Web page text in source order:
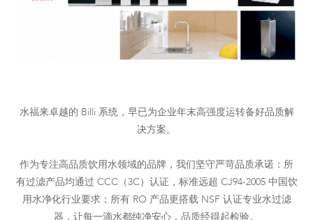
水福来卓越的 Billi 系统，早已为企业年末高强度运转备好品质解
决方案。
作为专注高品质饮用水领域的品牌，我们坚守严苛品质承诺：所
有过滤产品均通过 CCC（3C）认证，标准远超 CJ94-2005 中国饮
用水净化行业要求；所有 RO 产品更搭载 NSF 认证专业水过滤
器，让每一滴水都纯净安心，品质经得起检验。